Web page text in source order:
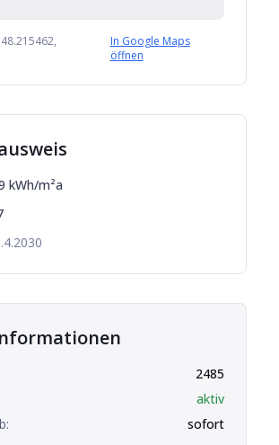
48.215462,
In Google Maps
öffnen
kWh/m²a
2485
aktiv
sofort